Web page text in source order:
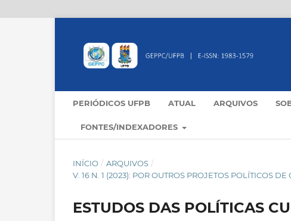
PERIÓDICOS UFPB ATUAL ARQUIVOS
FONTES/INDEXADORES
INÍCIO / ARQUIVOS /
V. 16 N. 1 (2023): POR OUTROS PROJETOS POLÍTICOS
ESTUDOS DAS POLÍTICAS